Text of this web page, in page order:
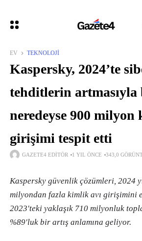
EV TEKNOLOJI
Kaspersky, 2024’te
tehditlerin
neredeyse 900 milyon
girişimi tespit etti
GAZETE4 EDITÖR 1 YIL ÖNCE 343,0
Kaspersky güvenlik çözümleri, 2024
milyondan fazla kimlik avı girişimini
2023'teki yaklaşık 710 milyonluk
%89'luk bir artış anlamına geliyor.